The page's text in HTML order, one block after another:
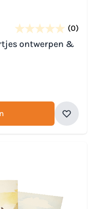
(0)
ontwerpen &